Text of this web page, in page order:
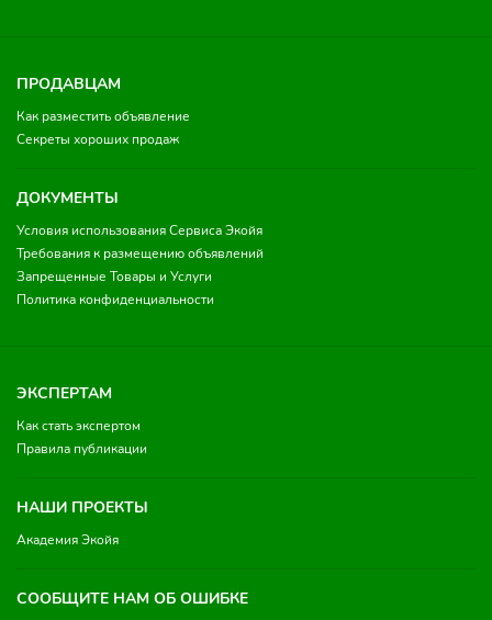
ПРОДАВЦАМ
Как разместить объявление
Секреты хороших продаж
ДОКУМЕНТЫ
Условия использования Сервиса Экойя
Требования к размещению объявлений
Запрещенные Товары и Услуги
Политика конфиденциальности
ЭКСПЕРТАМ
Как стать экспертом
Правила публикации
НАШИ ПРОЕКТЫ
Академия Экойя
СООБЩИТЕ НАМ ОБ ОШИБКЕ